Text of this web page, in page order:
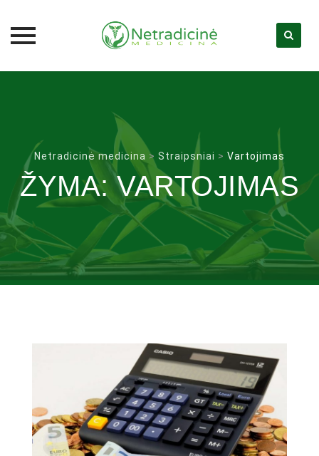
Netradicinė medicina > Straipsniai > Vartojimas
ŽYMA:VARTOJIMAS